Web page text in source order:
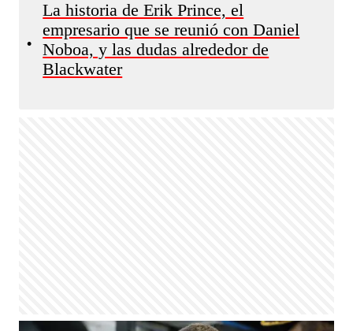
•
La historia de Erik Prince, el
empresario que se reunió con Daniel
Noboa, y las dudas alrededor de
Blackwater